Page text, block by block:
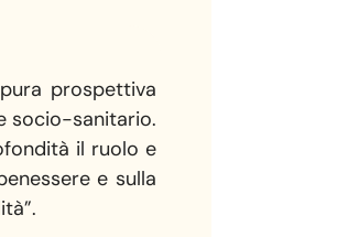
prospettiva
socio-sanitario.
il ruolo e
e sulla